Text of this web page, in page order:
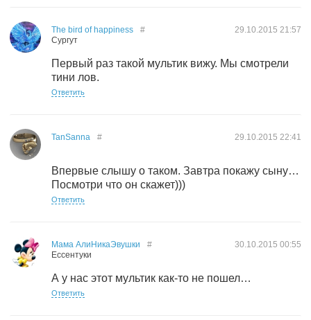
The bird of happiness
Сургут
29.10.2015 21:57
#
Первый раз такой мультик вижу. Мы смотрели
тини лов.
Ответить
TanSanna 29.10.2015 22:41
#
Впервые слышу о таком. Завтра покажу сыну…
Посмотри что он скажет)))
Ответить
Мама АлиНикаЭвушки
Ессентуки
30.10.2015 00:55
#
А у нас этот мультик как-то не пошел…
Ответить